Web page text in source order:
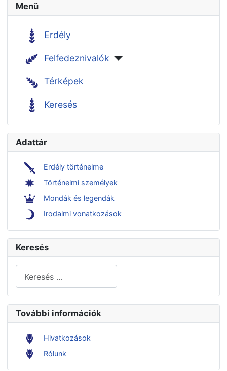
Menü
Erdély
Felfedeznivalók
Térképek
Keresés
Adattár
Erdély történelme
Történelmi személyek
Mondák és legendák
Irodalmi vonatkozások
Keresés
További információk
Hivatkozások
Rólunk